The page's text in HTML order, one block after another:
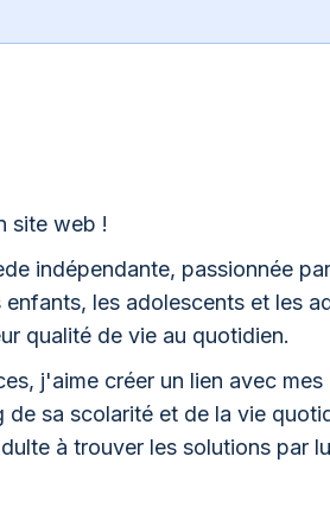
site web !
indépendante, passionnée
les adolescents et les
qualité de vie au quotidien.
j'aime créer un lien avec
de sa scolarité et de la vie
à trouver les solutions par